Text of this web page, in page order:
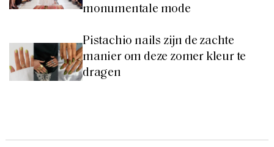
monumentale mode
Pistachio nails zijn de zachte
manier om deze zomer kleur te
dragen